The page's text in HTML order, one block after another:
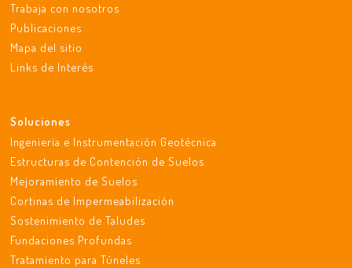
Trabaja con nosotros
Publicaciones
Mapa del sitio
Links de Interés
Soluciones
Ingeniería e Instrumentación Geotécnica
Estructuras de Contención de Suelos
Mejoramiento de Suelos
Cortinas de Impermeabilización
Sostenimiento de Taludes
Fundaciones Profundas
Tratamiento para Túneles